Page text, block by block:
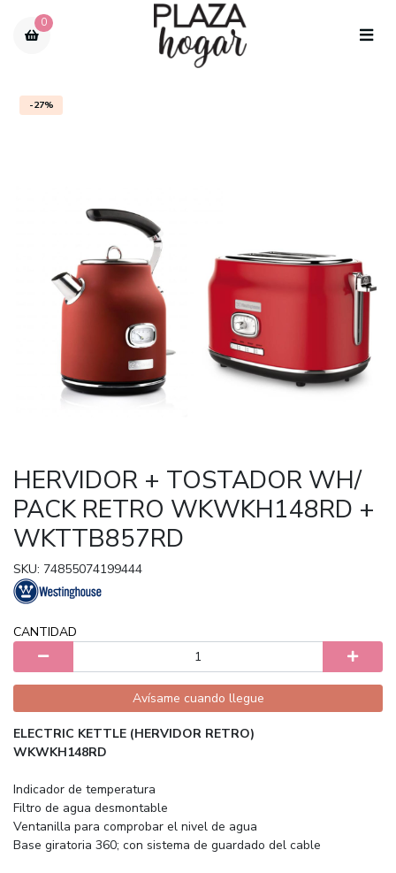
0
-27%
HERVIDOR + TOSTADOR WH/
PACK RETRO WKWKH148RD +
WKTTB857RD
SKU: 74855074199444
CANTIDAD
Avísame cuando llegue
ELECTRIC KETTLE (HERVIDOR RETRO)
WKWKH148RD
Indicador de temperatura
Filtro de agua desmontable
Ventanilla para comprobar el nivel de agua
Base giratoria 360; con sistema de guardado del cable